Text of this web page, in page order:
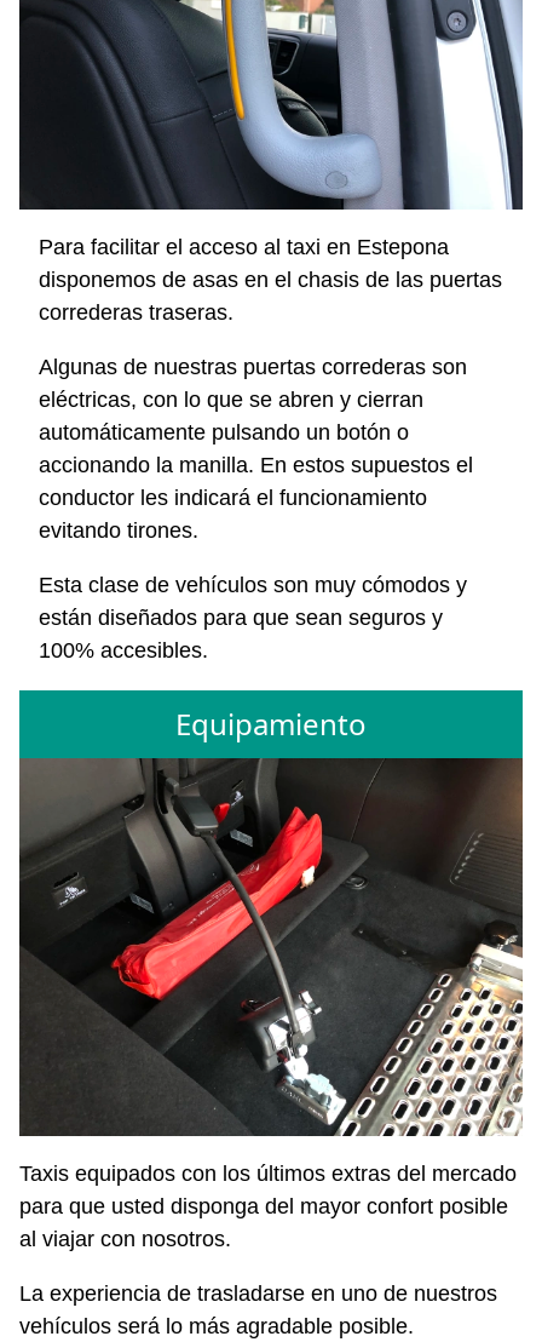
Para facilitar el acceso al taxi en Estepona
disponemos de asas en el chasis de las puertas
correderas traseras.
Algunas de nuestras puertas correderas son
eléctricas, con lo que se abren y cierran
automáticamente pulsando un botón o
accionando la manilla. En estos supuestos el
conductor les indicará el funcionamiento
evitando tirones.
Esta clase de vehículos son muy cómodos y
están diseñados para que sean seguros y
100% accesibles.
Equipamiento
Taxis equipados con los últimos extras del mercado
para que usted disponga del mayor confort posible
al viajar con nosotros.
La experiencia de trasladarse en uno de nuestros
vehículos será lo más agradable posible.